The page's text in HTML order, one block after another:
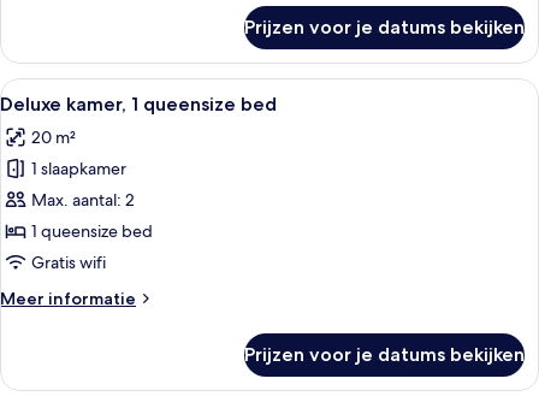
laden
kamer,
kingsize
(1
Single
Prijzen voor je datums bekijken
Alle
foto's
voor
Deluxe
kamer,
1
queensize
laden
Hotelkamer met een groot bed,
6
Deluxe kamer, 1 queensize bed
20 m²
1 slaapkamer
Max. aantal: 2
1 queensize bed
Gratis wifi
Meer informatie
Meer
kamer,
Prijzen voor je datums bekijken